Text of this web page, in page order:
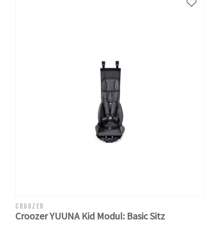
CROOZER
Croozer YUUNA Kid Modul: Basic Sitz